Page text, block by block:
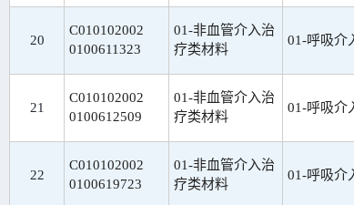
20
C010102002
0100611323
01-非血管介入治
疗类材料
01-呼吸介
21
C010102002
0100612509
01-非血管介入治
疗类材料
01-呼吸介
22
C010102002
0100619723
01-非血管介入治
疗类材料
01-呼吸介